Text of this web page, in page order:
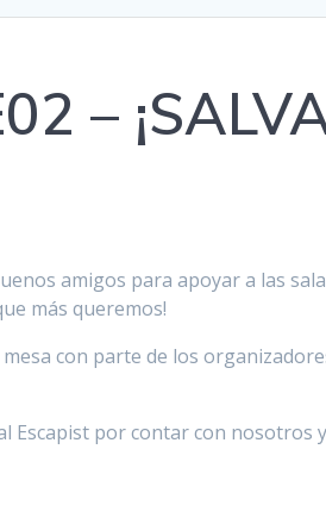
–
amigos para apoyar a las
más queremos!
con parte de los
Escapist por contar con